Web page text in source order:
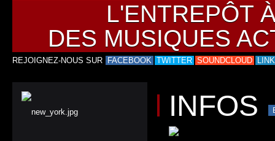
L'ENTREPÔT
DES MUSIQUES
REJOIGNEZ-NOUS SUR FACEBOOK TWITTER SOUNDCLOUD
INFOS